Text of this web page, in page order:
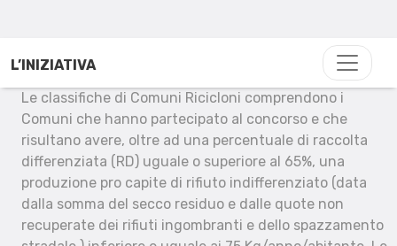
L’INIZIATIVA
Le classifiche di Comuni Ricicloni comprendono i
Comuni che hanno partecipato al concorso e che
risultano avere, oltre ad una percentuale di raccolta
differenziata (RD) uguale o superiore al 65%, una
produzione pro capite di rifiuto indifferenziato (data
dalla somma del secco residuo e dalle quote non
recuperate dei rifiuti ingombranti e dello spazzamento